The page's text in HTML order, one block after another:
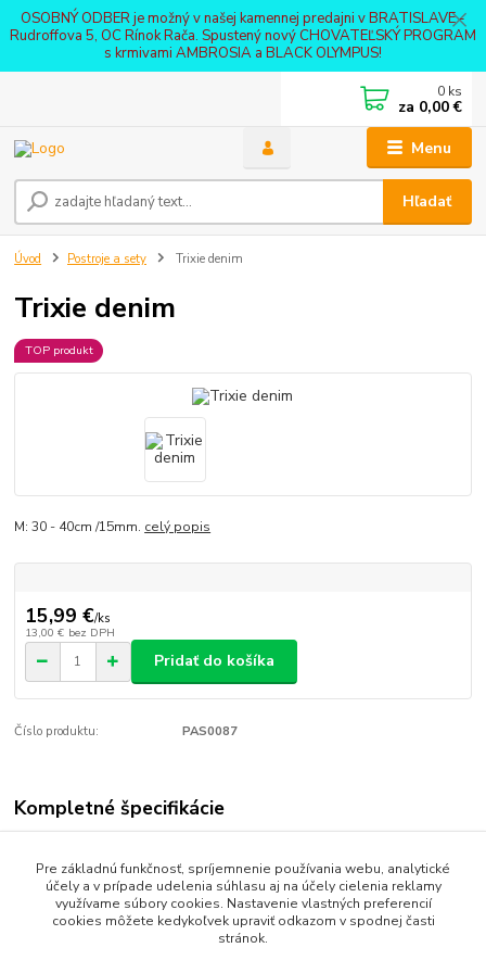
OSOBNÝ ODBER je možný v našej kamennej predajni v BRATISLAVE -
Rudroffova 5, OC Rínok Rača. Spustený nový CHOVATEĽSKÝ PROGRAM
s krmivami AMBROSIA a BLACK OLYMPUS!
Menu
Hľadať
0 ks
za 0,00 €
Úvod Postroje a sety Trixie denim
Trixie denim
TOP produkt
M: 30 - 40cm /15mm. celý popis
15,99 €/ks
13,00 € bez DPH
Pridať do košíka
Číslo produktu: PAS0087
Kompletné špecifikácie
Tovar zaradený v kategóriách
Pre základnú funkčnosť, spríjemnenie používania webu, analytické
účely a v prípade udelenia súhlasu aj na účely cielenia reklamy
využívame súbory cookies. Nastavenie vlastných preferencií
cookies môžete kedykoľvek upraviť odkazom v spodnej časti
stránok.